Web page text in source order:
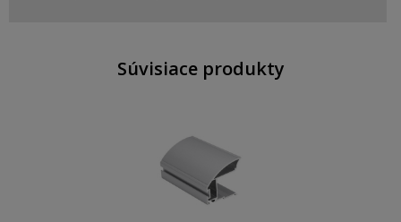
Súvisiace produkty